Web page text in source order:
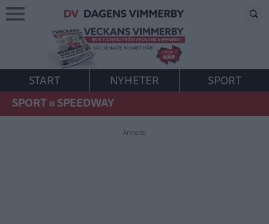
START NYHETER
SPORT
SPORT»SPEEDWAY
Annons: